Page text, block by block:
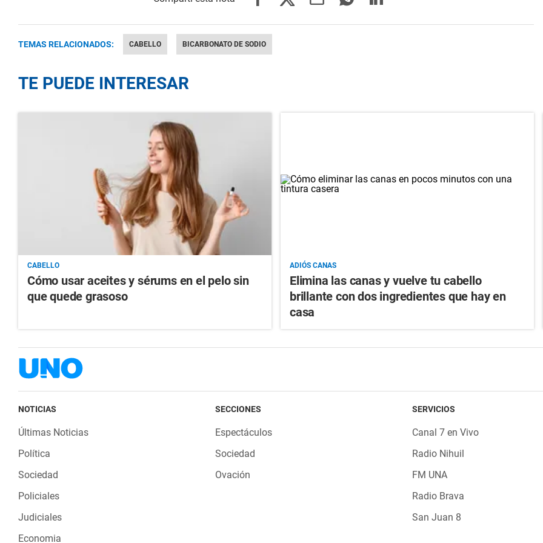
TEMAS RELACIONADOS: CABELLO BICARBONATO DE SODIO
TE PUEDE INTERESAR
CABELLO
Cómo usar aceites y sérums en el pelo sin
que quede grasoso
ADIÓS CANAS
Elimina las canas y vuelve tu cabello
brillante con dos ingredientes que hay en
casa
NOTICIAS
Últimas Noticias
Política
Sociedad
Policiales
Judiciales
Economia
SECCIONES
Espectáculos
Sociedad
Ovación
SERVICIOS
Canal 7 en Vivo
Radio Nihuil
FM UNA
Radio Brava
San Juan 8